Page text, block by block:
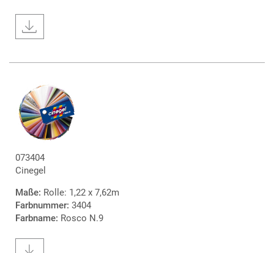
073404
Cinegel
Maße: Rolle: 1,22 x 7,62m
Farbnummer: 3404
Farbname: Rosco N.9